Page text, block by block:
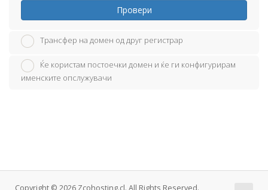
Провери
Трансфер на домен од друг регистрар
Ќе користам постоечки домен и ќе ги конфигурирам
именските опслужувачи
Copyright © 2026 Zcohosting.cl. All Rights Reserved.